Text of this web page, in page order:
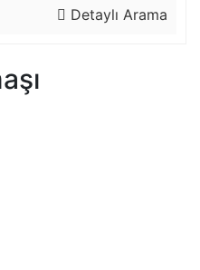
Detaylı Arama